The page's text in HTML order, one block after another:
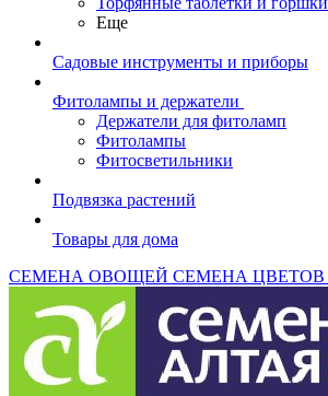
Еще
Садовые инструменты и приборы
Фитолампы и держатели
Держатели для фитоламп
Фитолампы
Фитосветильники
Подвязка растений
Товары для дома
СЕМЕНА ОВОЩЕЙ СЕМЕНА ЦВЕТОВ